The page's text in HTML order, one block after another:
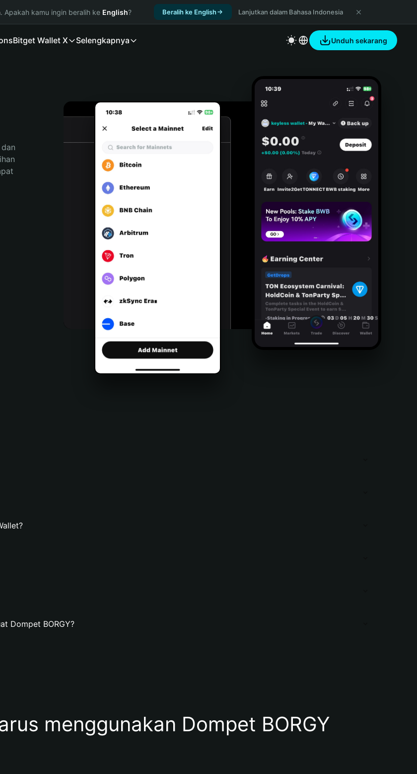
. Apakah kamu ingin beralih ke English? Beralih ke English Lanjutkan dalam Bahasa Indonesia
Bitget Wallet X Selengkapnya Unduh sekarang
Dompet BORGY?
menggunakan Dompet BORGY